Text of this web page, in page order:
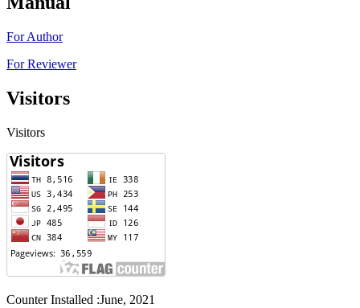
For Author
For Reviewer
Visitors
Visitors
Counter Installed :June, 2021